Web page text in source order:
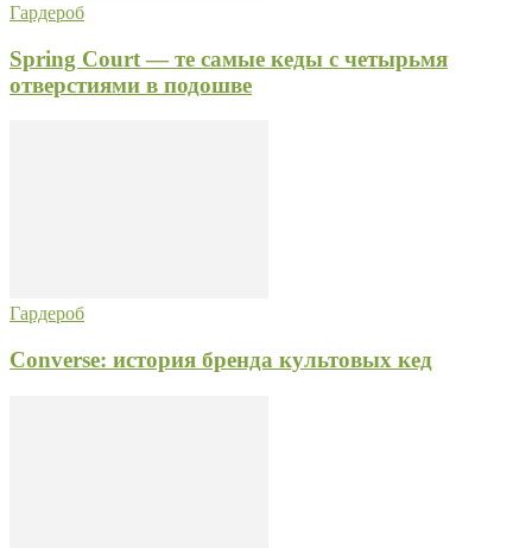
Гардероб
Spring Court — те самые кеды с четырьмя
отверстиями в подошве
Гардероб
Converse: история бренда культовых кед